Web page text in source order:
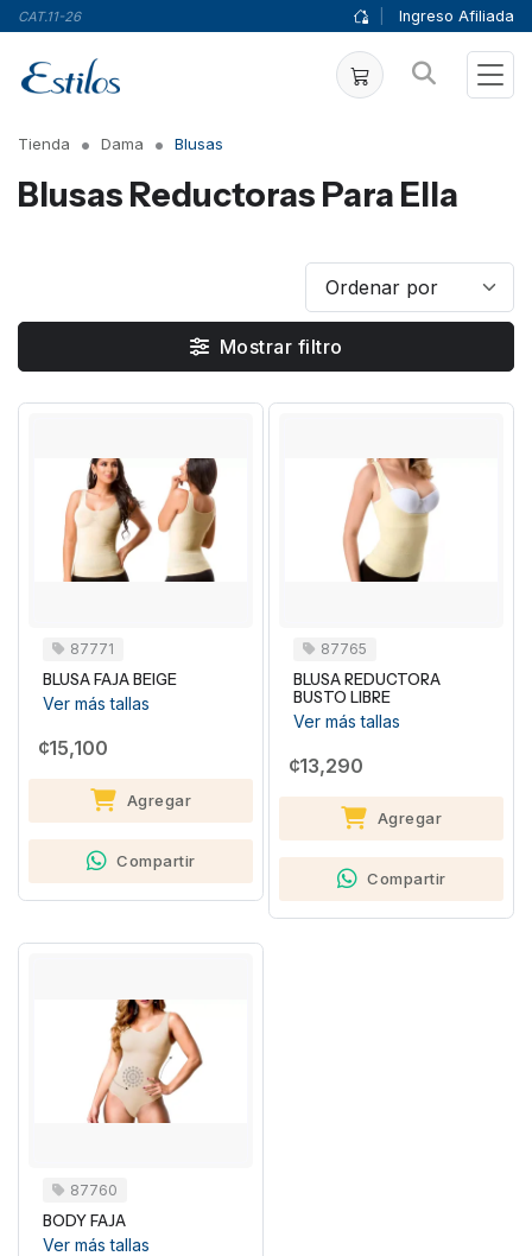
CAT.11-26 Ingreso Afiliada
Tienda Dama Blusas
Blusas Reductoras Para Ella
Mostrar filtro
87771
BLUSA FAJA BEIGE
Ver más tallas
¢15,100
Agregar
Compartir
87765
BLUSA REDUCTORA
BUSTO LIBRE
Ver más tallas
¢13,290
Agregar
Compartir
87760
BODY FAJA
Ver más tallas